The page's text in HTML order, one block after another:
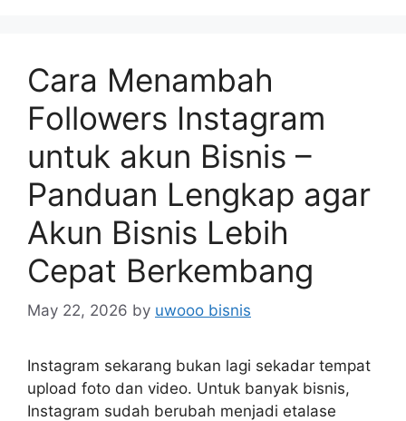
Cara Menambah
Followers Instagram
untuk akun Bisnis –
Panduan Lengkap agar
Akun Bisnis Lebih
Cepat Berkembang
May 22, 2026 by uwooo bisnis
Instagram sekarang bukan lagi sekadar tempat
upload foto dan video. Untuk banyak bisnis,
Instagram sudah berubah menjadi etalase